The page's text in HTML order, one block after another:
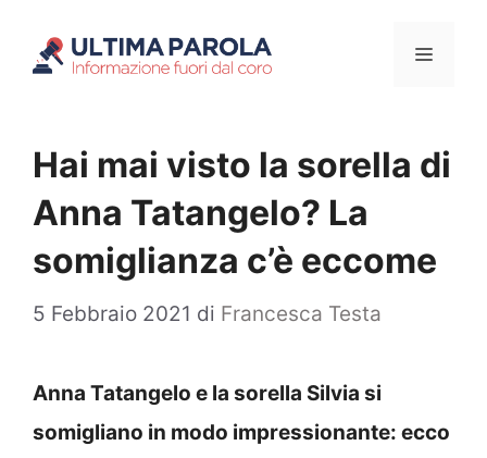
Menu
Hai mai visto la sorella di
Anna Tatangelo? La
somiglianza c’è eccome
5 Febbraio 2021 di Francesca Testa
Anna Tatangelo e la sorella Silvia si
somigliano in modo impressionante: ecco